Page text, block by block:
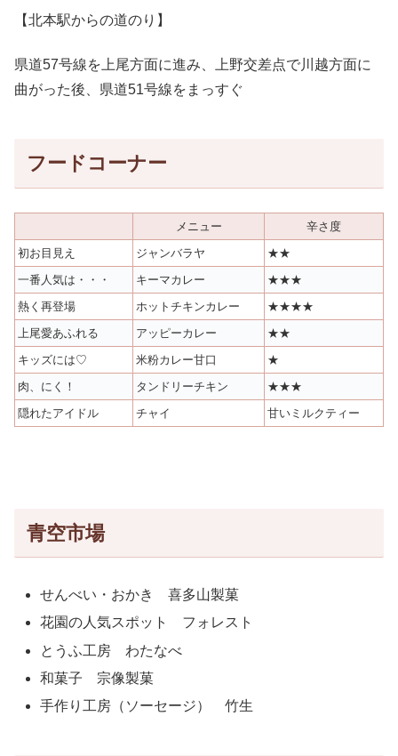
【北本駅からの道のり】
県道57号線を上尾方面に進み、上野交差点で川越方面に
曲がった後、県道51号線をまっすぐ
フードコーナー
メニュー
辛さ度
初お目見え
ジャンバラヤ
★★
一番人気は・・・
キーマカレー
★★★
熱く再登場
ホットチキンカレー
★★★★
上尾愛あふれる
アッピーカレー
★★
キッズには♡
米粉カレー甘口
★
肉、にく！
タンドリーチキン
★★★
隠れたアイドル
チャイ 甘いミルクティー
青空市場
せんべい・おかき 喜多山製菓
花園の人気スポット フォレスト
とうふ工房 わたなべ
和菓子 宗像製菓
手作り工房（ソーセージ） 竹生